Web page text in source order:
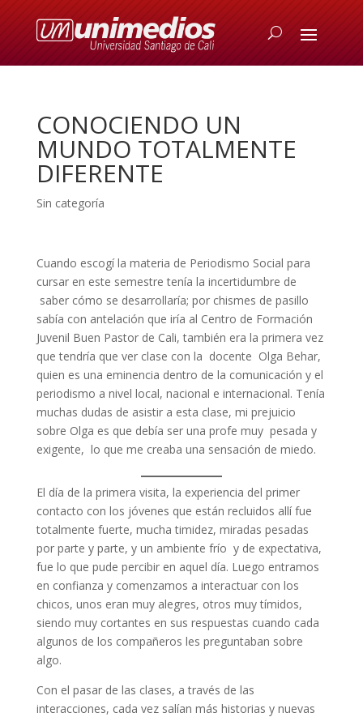
CONOCIENDO UN
MUNDO TOTALMENTE
DIFERENTE
Sin categoría
Cuando escogí la materia de Periodismo Social para
cursar en este semestre tenía la incertidumbre de
saber cómo se desarrollaría; por chismes de pasillo
sabía con antelación que iría al Centro de Formación
Juvenil Buen Pastor de Cali, también era la primera vez
que tendría que ver clase con la docente Olga Behar,
quien es una eminencia dentro de la comunicación y el
periodismo a nivel local, nacional e internacional. Tenía
muchas dudas de asistir a esta clase, mi prejuicio
sobre Olga es que debía ser una profe muy pesada y
exigente, lo que me creaba una sensación de miedo.
El día de la primera visita, la experiencia del primer
contacto con los jóvenes que están recluidos allí fue
totalmente fuerte, mucha timidez, miradas pesadas
por parte y parte, y un ambiente frío y de expectativa,
fue lo que pude percibir en aquel día. Luego entramos
en confianza y comenzamos a interactuar con los
chicos, unos eran muy alegres, otros muy tímidos,
siendo muy cortantes en sus respuestas cuando cada
algunos de los compañeros les preguntaban sobre
algo.
Con el pasar de las clases, a través de las
interacciones, cada vez salían más historias y nuevas